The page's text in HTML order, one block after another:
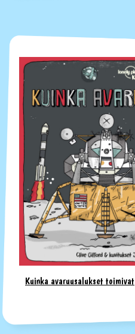
Kuinka avaruusalukset toimivat